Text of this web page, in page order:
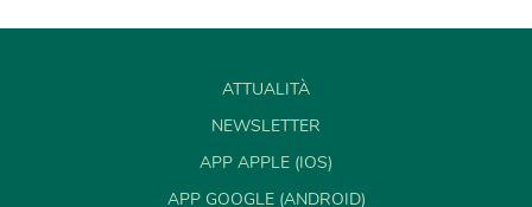
ATTUALITÀ
NEWSLETTER
APP APPLE (IOS)
APP GOOGLE (ANDROID)